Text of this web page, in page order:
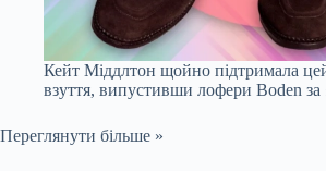
Кейт Міддлтон щойно підтримала
взуття, випустивши лофери Boden за
Переглянути більше »